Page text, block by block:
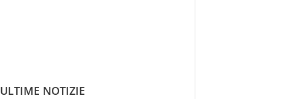
ULTIME NOTIZIE